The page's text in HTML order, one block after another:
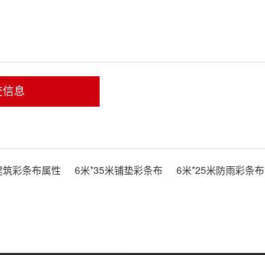
信息
彩条布属性 6米*35米铺垫彩条布 6米*25米防雨彩条布